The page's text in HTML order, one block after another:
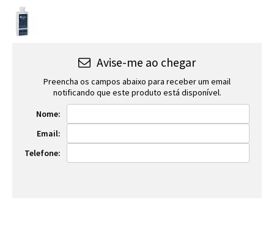
Avise-me ao chegar
Preencha os campos abaixo para receber um email
notificando que este produto está disponível.
Nome:
Email:
Telefone: